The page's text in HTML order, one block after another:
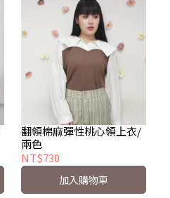
翻領棉麻彈性桃心領上衣/
兩色
NT$730
加入購物車